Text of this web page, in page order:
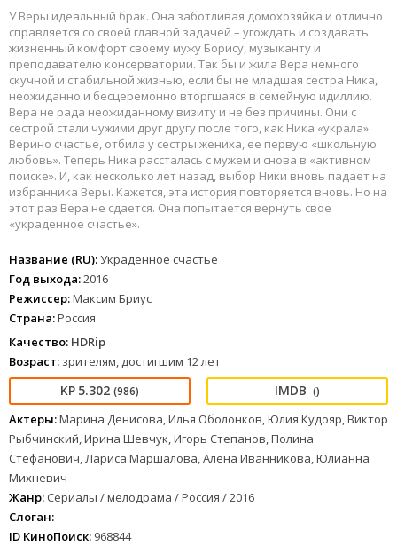
У Веры идеальный брак. Она заботливая домохозяйка и отлично
справляется со своей главной задачей – угождать и создавать
жизненный комфорт своему мужу Борису, музыканту и
преподавателю консерватории. Так бы и жила Вера немного
скучной и стабильной жизнью, если бы не младшая сестра Ника,
неожиданно и бесцеремонно вторгшаяся в семейную идиллию.
Вера не рада неожиданному визиту и не без причины. Они с
сестрой стали чужими друг другу после того, как Ника «украла»
Верино счастье, отбила у сестры жениха, ее первую «школьную
любовь». Теперь Ника рассталась с мужем и снова в «активном
поиске». И, как несколько лет назад, выбор Ники вновь падает на
избранника Веры. Кажется, эта история повторяется вновь. Но на
этот раз Вера не сдается. Она попытается вернуть свое
«украденное счастье».
Название (RU):Украденное счастье
Год выхода:2016
Режиссер:Максим Бриус
Страна:Россия
Качество: HDRip
Возраст: зрителям, достигшим 12 лет
5.302 (986) ()
Актеры:Марина Денисова, Илья Оболонков, Юлия Кудояр, Виктор
Рыбчинский, Ирина Шевчук, Игорь Степанов, Полина
Стефанович, Лариса Маршалова, Алена Иванникова, Юлианна
Михневич
Жанр: Сериалы / мелодрама / Россия / 2016
Слоган:-
ID КиноПоиск: 968844